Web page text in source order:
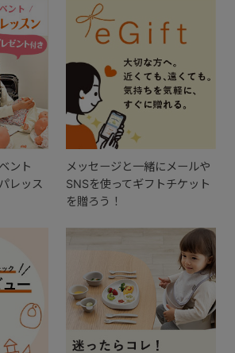
ント
レッス
メッセージと一緒にメールや
SNSを使ってギフトチケット
を贈ろう！